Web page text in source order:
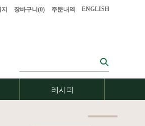
장바구니(0) 주문내역 ENGLISH
레시피